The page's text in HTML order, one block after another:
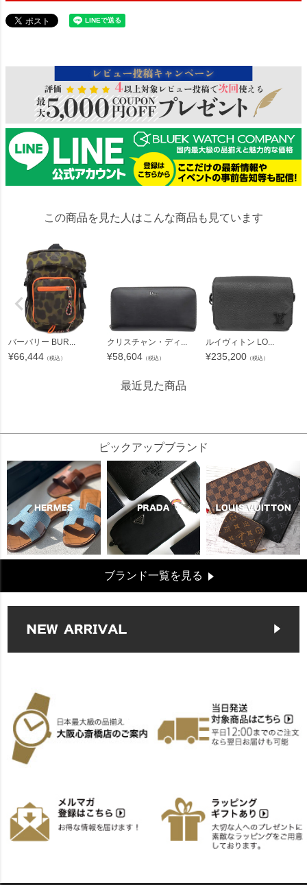
この商品を見た人はこんな商品も見ています
バーバリー BUR...
¥66,444 （税込）
クリスチャン・ディ...
¥58,604 （税込）
ルイヴィトン LO...
¥235,200 （税込）
最近見た商品
ピックアップブランド
ブランド一覧を見る